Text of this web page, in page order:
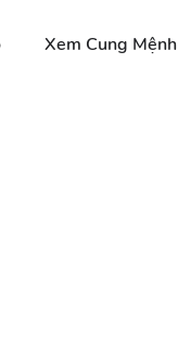
Xem Cung Mệnh